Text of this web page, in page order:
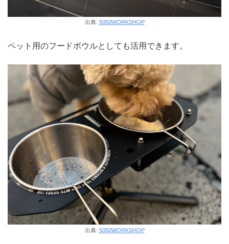
出典: 5050WORKSHOP
ペット用のフードボウルとしても活用できます。
出典: 5050WORKSHOP